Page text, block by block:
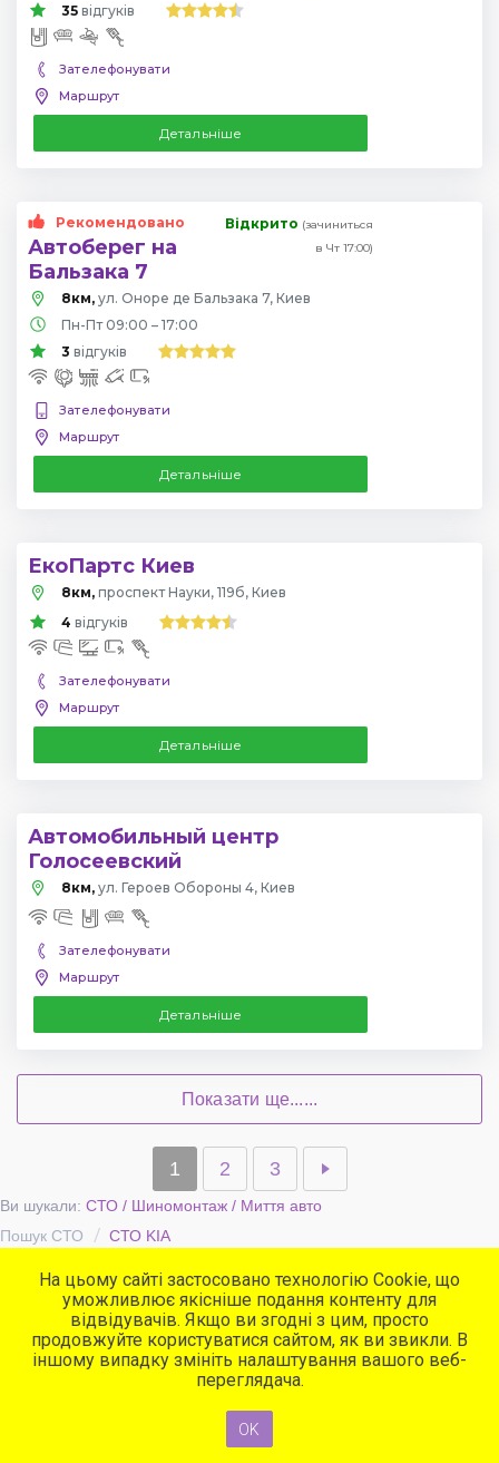
35 відгуків
Зателефонувати
Маршрут
Детальніше
Рекомендовано
Автоберег на
Бальзака 7
Відкрито (зачиниться
в Чт 17:00)
8км, ул. Оноре де Бальзака 7, Киев
Пн-Пт 09:00 – 17:00
3 відгуків
Зателефонувати
Маршрут
Детальніше
ЕкоПартс Киев
8км, проспект Науки, 119б, Киев
4 відгуків
Зателефонувати
Маршрут
Детальніше
Автомобильный центр
Голосеевский
8км, ул. Героев Обороны 4, Киев
Зателефонувати
Маршрут
Детальніше
Показати ще......
1 2 3
Ви шукали: СТО / Шиномонтаж / Миття авто
Пошук СТО
СТО KIA
Популярні сервіси
СТО
Автомийки
Програма для СТО
© 2015-2026 CARBOOK Всі права захищені
На цьому сайті застосовано технологію Cookie, що
уможливлює якісніше подання контенту для
відвідувачів. Якщо ви згодні з цим, просто
продовжуйте користуватися сайтом, як ви звикли. В
іншому випадку змініть налаштування вашого веб-
переглядача.
OK